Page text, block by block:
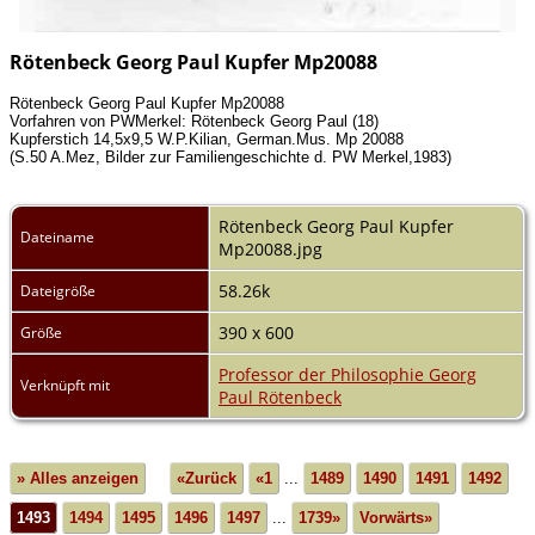
Rötenbeck Georg Paul Kupfer Mp20088
Rötenbeck Georg Paul Kupfer Mp20088
Vorfahren von PWMerkel: Rötenbeck Georg Paul (18)
Kupferstich 14,5x9,5 W.P.Kilian, German.Mus. Mp 20088
(S.50 A.Mez, Bilder zur Familiengeschichte d. PW Merkel,1983)
Dateiname
Rötenbeck Georg Paul Kupfer
Mp20088.jpg
Dateigröße 58.26k
Größe 390 x 600
Verknüpft mit
Professor der Philosophie Georg
Paul Rötenbeck
» Alles anzeigen «Zurück «1 ... 1489 1490 1491 1492
1493 1494 1495 1496 1497 ... 1739» Vorwärts»